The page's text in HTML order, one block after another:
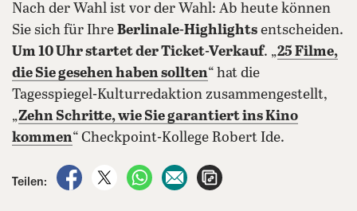
Nach der Wahl ist vor der Wahl: Ab heute können
Sie sich für Ihre Berlinale-Highlights entscheiden.
Um 10 Uhr startet der Ticket-Verkauf. „25 Filme,
die Sie gesehen haben sollten“ hat die
Tagesspiegel-Kulturredaktion zusammengestellt,
„Zehn Schritte, wie Sie garantiert ins Kino
kommen“ Checkpoint-Kollege Robert Ide.
Teilen:
auf Facebook teilen
auf X teilenper WhatsApp teilen
per E-Mail teilen